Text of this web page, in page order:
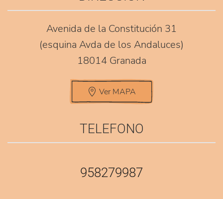
Avenida de la Constitución 31
(esquina Avda de los Andaluces)
18014 Granada
Ver MAPA
TELEFONO
958279987